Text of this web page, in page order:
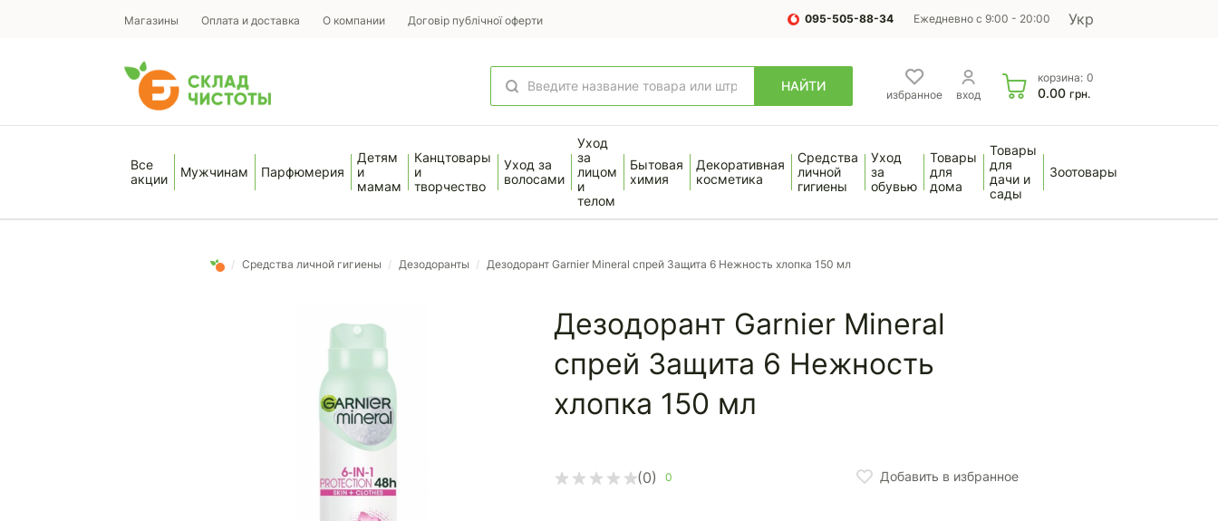
Магазины Оплата и доставка О компании Договір публічної оферти 095-505-88-34 Ежедневно с 9:00 - 20:00 Укр
НАЙТИ
избранное вход
корзина: 0
0.00 грн.
Все
акции
Мужчинам Парфюмерия
Детям
и
мамам
Канцтовары
и
творчество
Уход за
волосами
Уход
за
лицом
и
телом
Бытовая
химия
Декоративная
косметика
Средства
личной
гигиены
Уход
за
обувью
Товары
для
дома
Товары
для
дачи и
сады
Зоотовары
/ Средства личной гигиены / Дезодоранты / Дезодорант Garnier Mineral спрей Защита 6 Нежность хлопка 150 мл
Дезодорант Garnier Mineral
спрей Защита 6 Нежность
хлопка 150 мл
(0) 0 Добавить в избранное